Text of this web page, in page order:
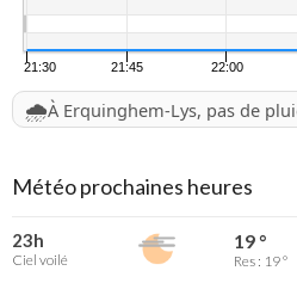
21:30 21:45 22:00
🌧️À Erquinghem-Lys, pas de
Météo prochaines heures
23h
Ciel voilé
19 °
Res : 19 °